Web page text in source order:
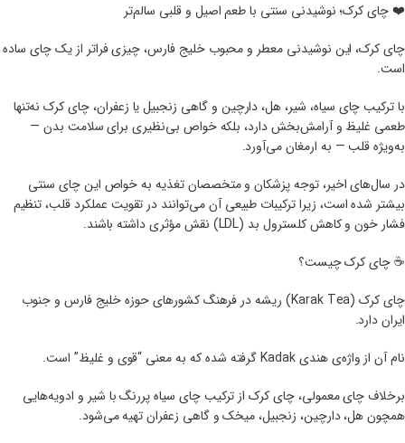
❤️ چای کرک؛ نوشیدنی سنتی با طعم اصیل و قلبی سالم‌تر
چای کرک، این نوشیدنی معطر و محبوب خلیج فارس، چیزی فراتر از یک چای ساده
است.
با ترکیب چای سیاه، شیر، هل، دارچین و گاهی زنجبیل یا زعفران، چای کرک نه‌تنها
طعمی غلیظ و آرامش‌بخش دارد، بلکه خواص بی‌نظیری برای سلامت بدن —
به‌ویژه قلب — به ارمغان می‌آورد.
در سال‌های اخیر، توجه پزشکان و متخصصان تغذیه به خواص این چای سنتی
بیشتر شده است، زیرا ترکیبات طبیعی آن می‌توانند در تقویت عملکرد قلب، تنظیم
فشار خون و کاهش کلسترول بد (LDL) نقش مؤثری داشته باشند.
☕ چای کرک چیست؟
چای کرک (Karak Tea) ریشه در فرهنگ کشورهای حوزه خلیج فارس و جنوب
ایران دارد.
نام آن از واژه‌ی هندی Kadak گرفته شده که به معنی “قوی و غلیظ” است.
برخلاف چای معمولی، چای کرک از ترکیب چای سیاه پررنگ با شیر و ادویه‌هایی
همچون هل، دارچین، زنجبیل، میخک و گاهی زعفران تهیه می‌شود.